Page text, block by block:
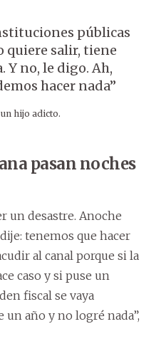
públicas
quiere salir, tiene
no, le digo. Ah,
hacer nada”
hijo adicto.
pasan noches
un desastre. Anoche
tenemos que hacer
al canal porque si la
caso y si puse un
fiscal se vaya
año y no logré nada”,